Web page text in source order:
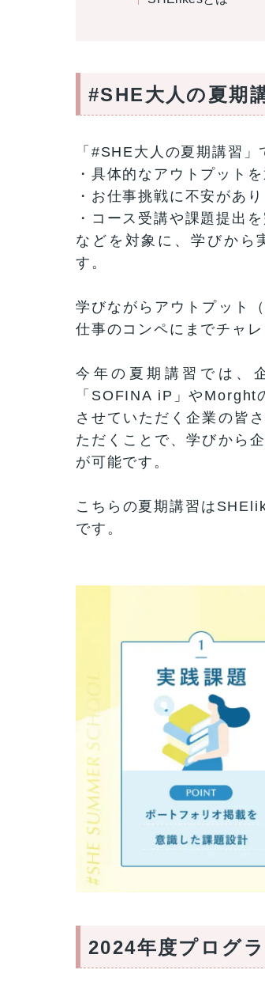
#SHE大人の夏期
「#SHE大人の夏期講習」
・具体的なアウトプット
・お仕事挑戦に不安があ
・コース受講や課題提出
などを対象に、学びから
す。
学びながらアウトプット
仕事のコンペにまでチャ
今年の夏期講習では、
「SOFINA iP」やMorght
させていただく企業の皆
ただくことで、学びから
が可能です。
こちらの夏期講習は
です。
2024年度プログ